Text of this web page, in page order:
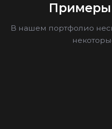
Примеры
В нашем портфолио